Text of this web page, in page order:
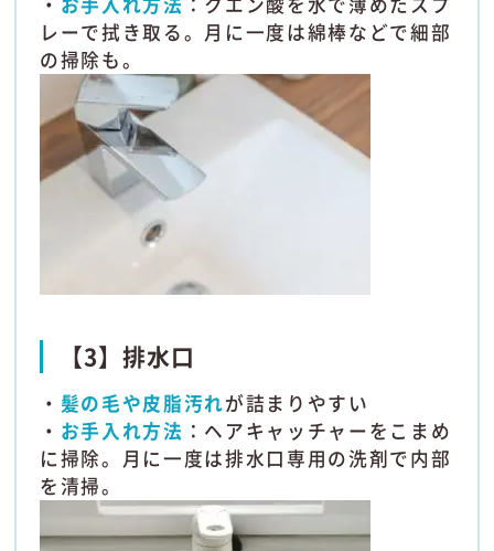
レーで拭き取る。月に一度は綿棒などで細部
の掃除も。
【3】排水口
・ 髪の毛や皮脂汚れが詰まりやすい
・ お手入れ方法 ：ヘアキャッチャーをこまめ
に掃除。月に一度は排水口専用の洗剤で内部
を清掃。